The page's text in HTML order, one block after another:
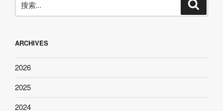
索：
ARCHIVES
2026
2025
2024